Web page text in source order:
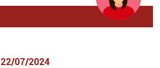
22/07/2024